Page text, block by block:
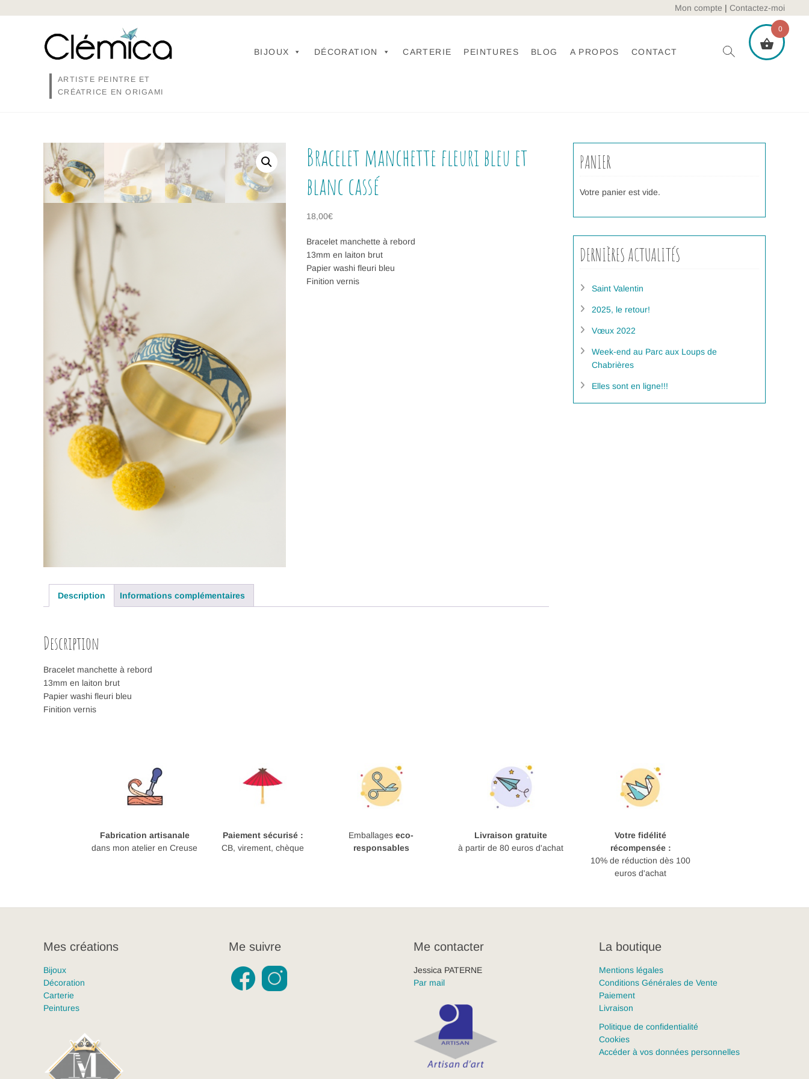
Mon compte | Contactez-moi
ARTISTE PEINTRE ET
CRÉATRICE EN ORIGAMI
BIJOUX DÉCORATION CARTERIE PEINTURES BLOG A PROPOS CONTACT
Bracelet manchette fleuri bleu et
blanc cassé
18,00€
Bracelet manchette à rebord
13mm en laiton brut
Papier washi fleuri bleu
Finition vernis
Description Informations complémentaires
Description
Bracelet manchette à rebord
13mm en laiton brut
Papier washi fleuri bleu
Finition vernis
PANIER
Votre panier est vide.
DERNIÈRES ACTUALITÉS
Saint Valentin
2025, le retour!
Vœux 2022
Week-end au Parc aux Loups de
Chabrières
Elles sont en ligne!!!
Fabrication artisanale
dans mon atelier en Creuse
Paiement sécurisé :
CB, virement, chèque
Emballages eco-
responsables
Livraison gratuite
à partir de 80 euros d'achat
Votre fidélité
récompensée :
10% de réduction dès 100
euros d'achat
Mes créations
Bijoux
Décoration
Carterie
Peintures
Me suivre Me contacter
Jessica PATERNE
Par mail
La boutique
Mentions légales
Conditions Générales de Vente
Paiement
Livraison
Politique de confidentialité
Cookies
Accéder à vos données personnelles
0